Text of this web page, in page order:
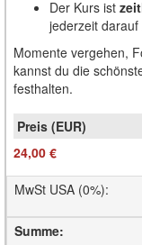
Der Kurs ist
jederzeit
Momente vergehen,
kannst du die
festhalten.
24,00 €
MwSt USA (0%):
Summe: